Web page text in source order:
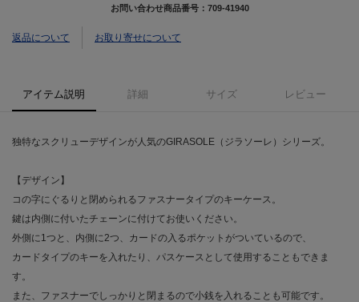
お問い合わせ商品番号： 709-41940
返品について お取り寄せについて
アイテム説明 詳細 サイズ レビュー
独特なスクリューデザインが人気のGIRASOLE（ジラソーレ）シリーズ。
【デザイン】
コの字にぐるりと閉められるファスナータイプのキーケース。
鍵は内側に付いたチェーンに付けてお使いください。
外側に1つと、内側に2つ、カードの入るポケットがついているので、
カードタイプのキーを入れたり、パスケースとして使用することもできま
す。
また、ファスナーでしっかりと閉まるので小銭を入れることも可能です。